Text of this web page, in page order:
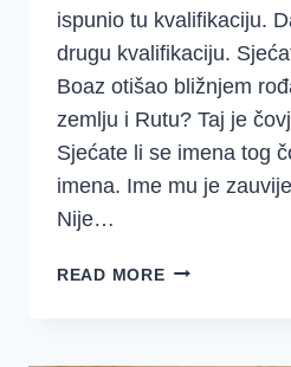
ispunio tu kvalifikaciju.
drugu kvalifikaciju.
Boaz otišao bližnjem
zemlju i Rutu? Taj je
Sjećate li se imena tog
imena. Ime mu je
Nije…
READ MORE5.